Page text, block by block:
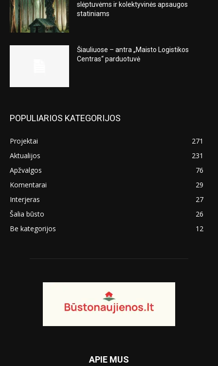
slėptuvėms ir kolektyvinės apsaugos
statiniams
Šiauliuose – antra „Maisto Logistikos
Centras“ parduotuvė
POPULIARIOS KATEGORIJOS
Projektai
271
Aktualijos
231
Apžvalgos
76
Komentarai
29
Interjeras
27
Šalia būsto
26
Be kategorijos
12
APIE MUS